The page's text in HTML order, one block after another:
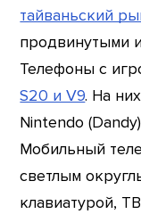
тайваньский
продвинутыми
Телефоны с
S20 и V9. На
Nintendo
Мобильный
светлым
клавиатурой,